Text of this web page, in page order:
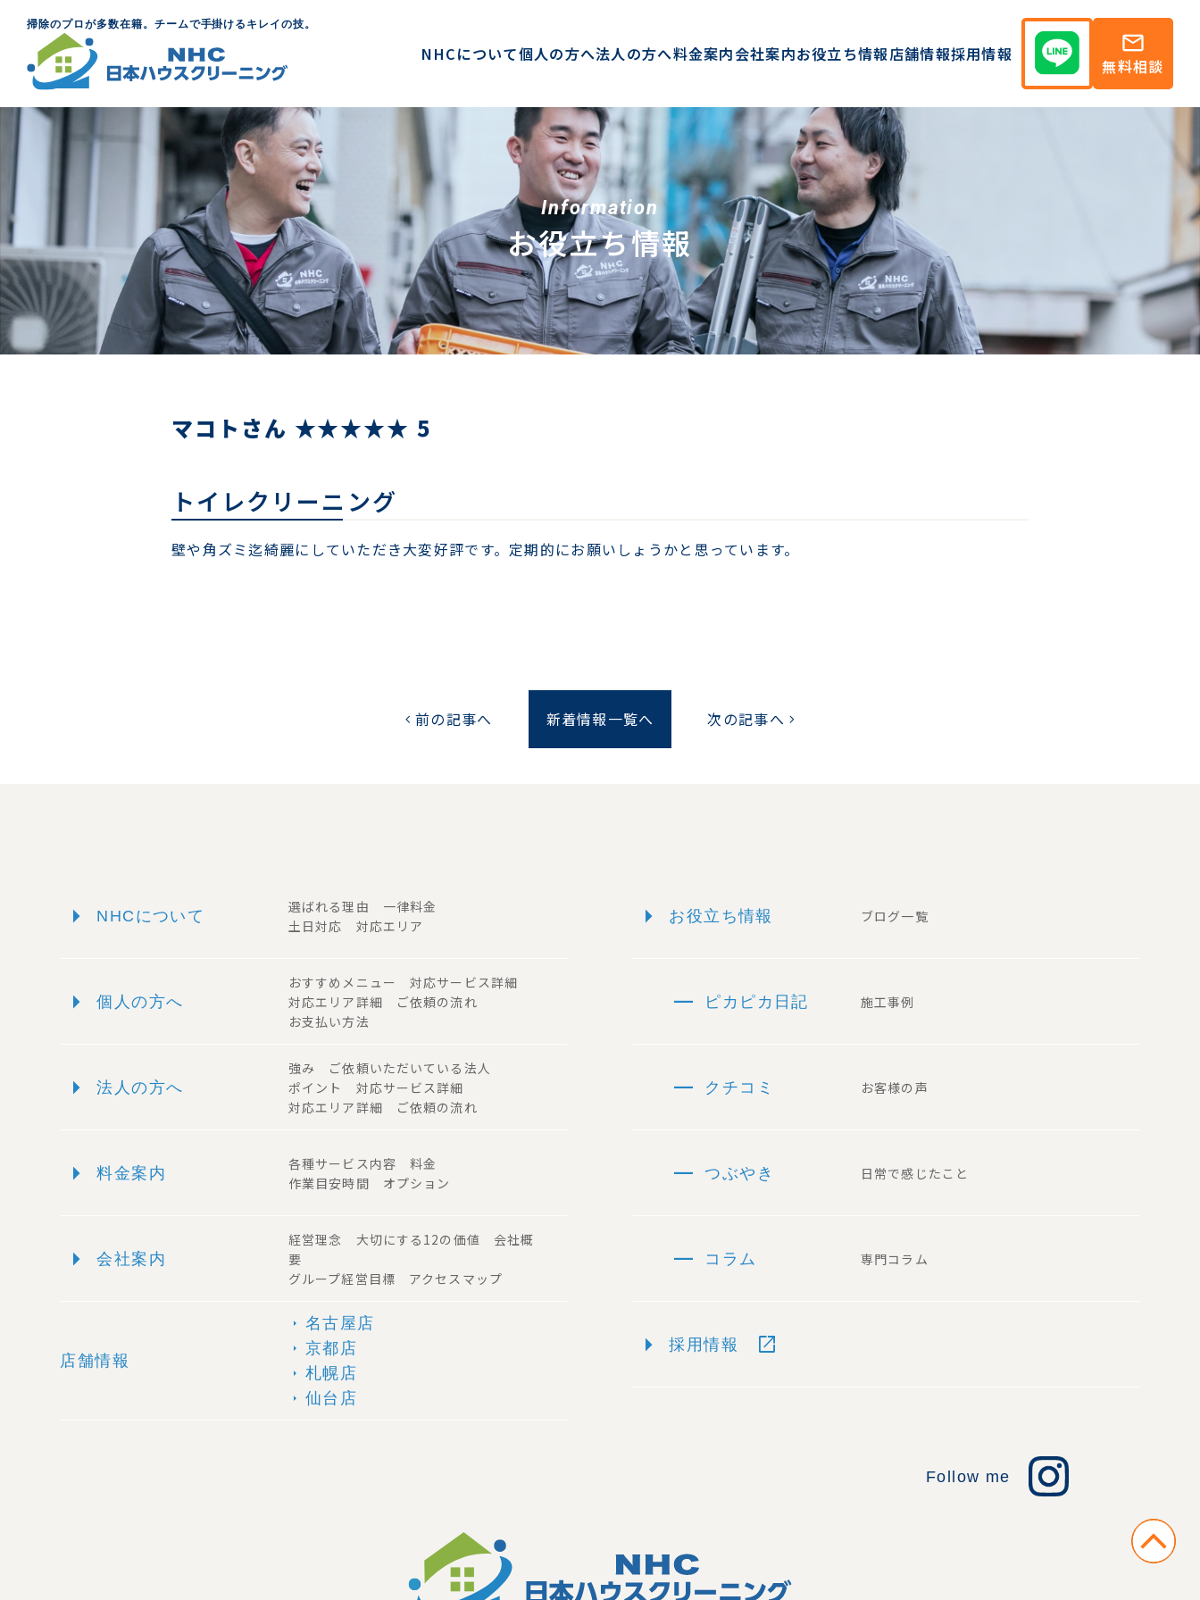
掃除のプロが多数在籍。チームで手掛けるキレイの技。
NHCについて個人の方へ法人の方へ料金案内会社案内お役立ち情報店舗情報採用情報 mail
無料相談
Information
お役立ち情報
マコトさん ★★★★★ 5
トイレクリーニング
壁や角ズミ迄綺麗にしていただき大変好評です。定期的にお願いしょうかと思っています。
chevron_left前の記事へ 新着情報一覧へ 次の記事へ chevron_right
arrow_right NHCについて
選ばれる理由 一律料金
土日対応 対応エリア
arrow_right 個人の方へ
おすすめメニュー 対応サービス詳細
対応エリア詳細 ご依頼の流れ
お支払い方法
arrow_right 法人の方へ
強み ご依頼いただいている法人
ポイント 対応サービス詳細
対応エリア詳細 ご依頼の流れ
arrow_right 料金案内
各種サービス内容 料金
作業目安時間 オプション
arrow_right 会社案内
経営理念 大切にする12の価値 会社概
要
グループ経営目標 アクセスマップ
店舗情報
arrow_right 名古屋店
arrow_right 京都店
arrow_right 札幌店
arrow_right 仙台店
arrow_right お役立ち情報 ブログ一覧
remove ピカピカ日記 施工事例
remove クチコミ お客様の声
remove つぶやき 日常で感じたこと
remove コラム 専門コラム
arrow_right 採用情報 open_in_new
Follow me